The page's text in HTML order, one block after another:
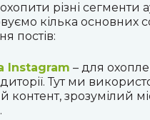
різні сегменти
кілька основних
постів:
Instagram – для
Тут ми
контент, зрозумілий